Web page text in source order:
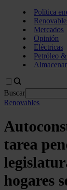
Política
Mercados
Opinión
Eléctricas
Petróleo
Buscar
Renovables
tarea
hogares